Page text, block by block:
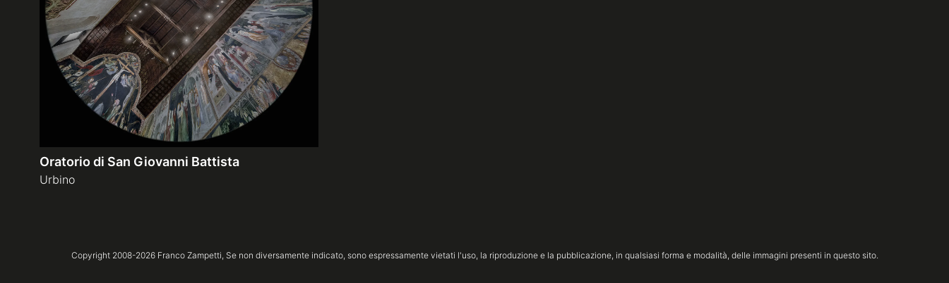
Oratorio di San Giovanni Battista
Urbino
Copyright 2008-2026Franco Zampetti, Se non diversamente indicato, sono espressamente vietati l'uso, la riproduzione e la pubblicazione, in qualsiasi forma e modalità, delle immagini presenti in questo sito.